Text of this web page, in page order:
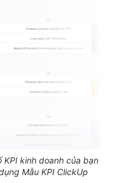
kinh doanh của bạn
Mẫu KPI ClickUp